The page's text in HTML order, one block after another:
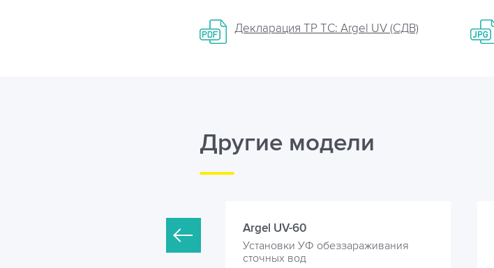
Декларация ТР ТС: Argel UV (СДВ)
Другие модели
Argel UV-60
Установки УФ обеззараживания
сточных вод